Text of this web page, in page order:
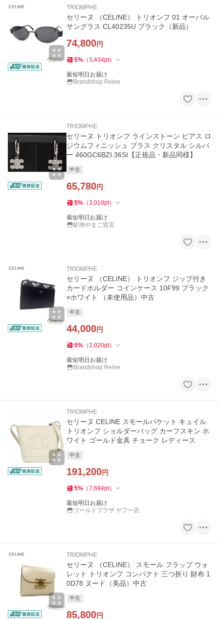
TRIOMPHE
セリーヌ （CELINE） トリオンフ 01 オーバル
サングラス CL40235U ブラック（新品）
74,800円
5% （3,434pt）
最短明日お届け
Brandshop Reine
TRIOMPHE
セリーヌ トリオンフ ラインストーン ピアス ロ
ジウムフィニッシュ ブラス クリスタル シルバ
ー 460GC6BZI.36SI【正規品・新品同様】
中古
65,780円
5% （3,019pt）
最短明日お届け
駅南やまご質店
TRIOMPHE
セリーヌ （CELINE） トリオンフ ジップ付き
カードホルダー コインケース 10F99 ブラック
×ホワイト （未使用品）中古
中古
44,000円
5% （2,020pt）
最短明日お届け
Brandshop Reine
TRIOMPHE
セリーヌ CELINE スモールバケット キュイル
トリオンフ ショルダーバッグ カーフスキン ホ
ワイト ゴールド金具 チョーク レディース
中古
191,200円
5% （7,694pt）
最短明日お届け
ゴールドプラザ ヤフー店
TRIOMPHE
セリーヌ （CELINE） スモール フラップ ウォ
レット トリオンフ コンパクト 三つ折り 財布 1
0D78 ヌード（美品）中古
中古
85,800円